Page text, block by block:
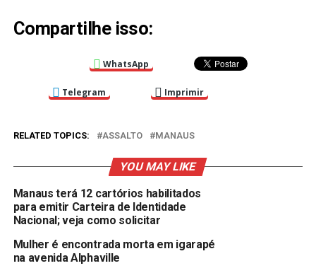
Compartilhe isso:
WhatsApp
Telegram Imprimir
RELATED TOPICS: ASSALTO MANAUS
YOU MAY LIKE
Manaus terá 12 cartórios habilitados
para emitir Carteira de Identidade
Nacional; veja como solicitar
Mulher é encontrada morta em igarapé
na avenida Alphaville